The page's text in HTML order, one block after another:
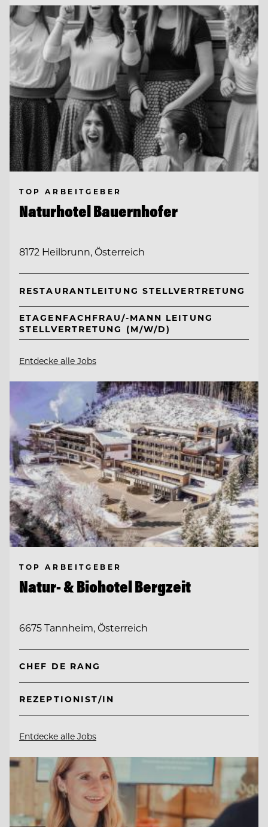
TOP ARBEITGEBER
Naturhotel Bauernhofer
8172 Heilbrunn, Österreich
RESTAURANTLEITUNG STELLVERTRETUNG
ETAGENFACHFRAU/-MANN LEITUNG
STELLVERTRETUNG (M/W/D)
Entdecke alle Jobs
TOP ARBEITGEBER
Natur- & Biohotel Bergzeit
6675 Tannheim, Österreich
CHEF DE RANG
REZEPTIONIST/IN
Entdecke alle Jobs